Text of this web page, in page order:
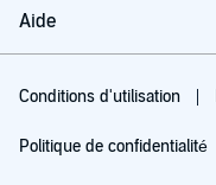
Aide
Conditions d'utilisation
Politique de confidentialité